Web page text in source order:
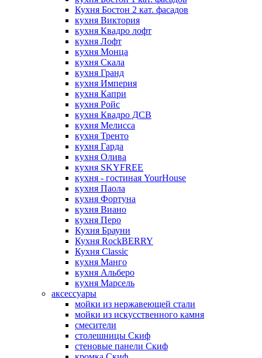
Кухня Бостон 2 кат. фасадов
кухня Виктория
кухня Квадро лофт
кухня Лофт
кухня Монца
кухня Скала
кухня Гранд
кухня Империя
кухня Капри
кухня Ройс
кухня Квадро ДСВ
кухня Мелисса
кухня Тренто
кухня Гарда
кухня Олива
кухня SKYFREE
кухня - гостиная YourHouse
кухня Паола
кухня Фортуна
кухня Виано
кухня Перо
Кухня Брауни
Кухня RockBERRY
Кухня Classic
кухня Манго
кухня Альберо
кухня Марсель
аксессуары
мойки из нержавеющей стали
мойки из искусственного камня
смесители
столешницы Скиф
стеновые панели Скиф